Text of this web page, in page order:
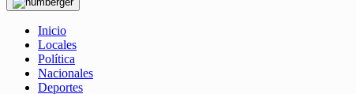
Inicio
Locales
Política
Nacionales
Deportes